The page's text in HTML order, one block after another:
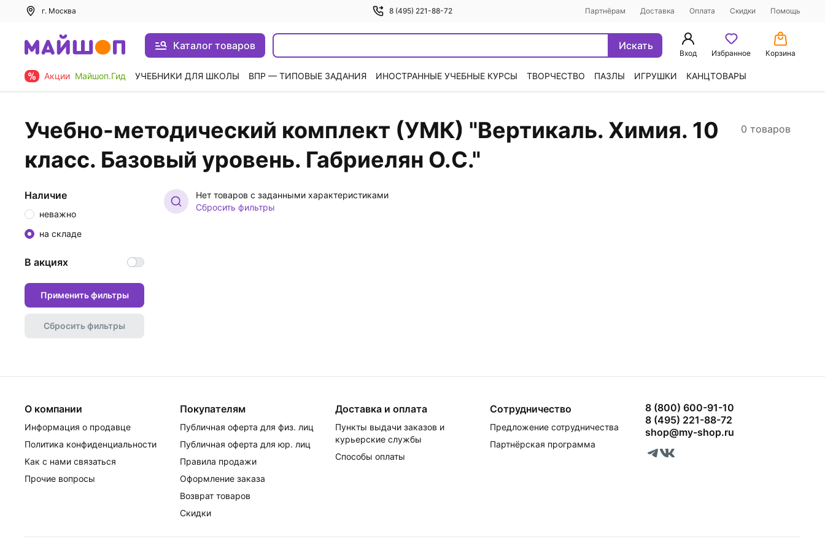
г. Москва 8 (495) 221-88-72 Партнёрам Доставка Оплата Скидки Помощь
Каталог товаров Искать
Вход Избранное Корзина
Акции Майшоп.Гид УЧЕБНИКИ ДЛЯ ШКОЛЫ ВПР — ТИПОВЫЕ ЗАДАНИЯ ИНОСТРАННЫЕ УЧЕБНЫЕ КУРСЫ ТВОРЧЕСТВО ПАЗЛЫ ИГРУШКИ КАНЦТОВАРЫ
Учебно-методический комплект (УМК) "Вертикаль. Химия. 10
класс. Базовый уровень. Габриелян О.С."
0 товаров
Нет товаров с заданными характеристиками
Сбросить фильтры
Наличие
неважно
на складе
В акциях
Применить фильтры
Сбросить фильтры
О компании
Информация о продавце
Политика конфиденциальности
Как с нами связаться
Прочие вопросы
Покупателям
Публичная оферта для физ. лиц
Публичная оферта для юр. лиц
Правила продажи
Оформление заказа
Возврат товаров
Скидки
Доставка и оплата
Пункты выдачи заказов и
курьерские службы
Способы оплаты
Сотрудничество
Предложение сотрудничества
Партнёрская программа
8 (800) 600-91-10
8 (495) 221-88-72
shop@my-shop.ru